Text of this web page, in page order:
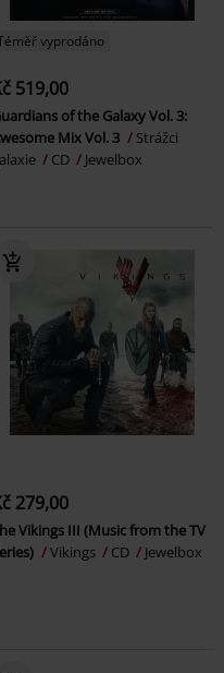
vyprodáno
519,00
of the Galaxy Vol. 3:
Mix Vol. 3
Strážci
CD Jewelbox
279,00
Vikings III (Music from the TV
Vikings CD Jewelbox